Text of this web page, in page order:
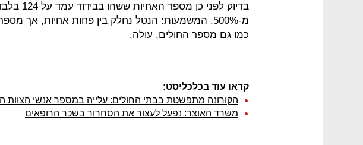
בדיוק לפני
מ-500%. המשמעות: הנטל נחלק בין פחות אחיות, אך
כמו גם מספר החולים, עולה.
קראו עוד בכלכליסט:
הקורונה מתפשטת בבתי החולים: עלייה במספר אנשי הצוות
משרד האוצר: נפעל לעצור את הסחרור בשכר הרופאים